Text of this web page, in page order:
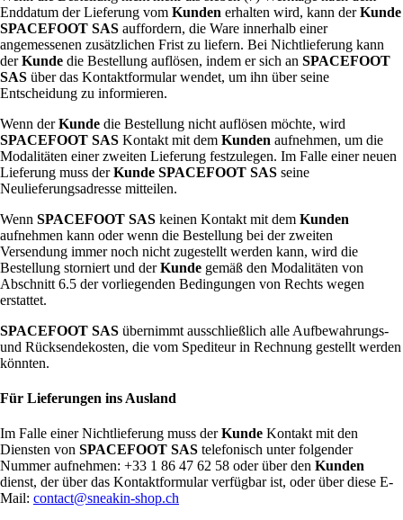
Enddatum der Lieferung vom Kunden erhalten wird, kann derKunde
SPACEFOOT SAS auffordern, die Ware innerhalb einer
angemessenen zusätzlichen Frist zu liefern. Bei Nichtlieferung kann
derKunde die Bestellung auflösen, indem er sich an SPACEFOOT
SAS über das Kontaktformular wendet, um ihn über seine
Entscheidung zu informieren.
Wenn derKunde die Bestellung nicht auflösen möchte, wird
SPACEFOOT SAS Kontakt mit dem Kunden aufnehmen, um die
Modalitäten einer zweiten Lieferung festzulegen. Im Falle einer neuen
Lieferung muss derKunde SPACEFOOT SAS seine
Neulieferungsadresse mitteilen.
Wenn SPACEFOOT SAS keinen Kontakt mit dem Kunden
aufnehmen kann oder wenn die Bestellung bei der zweiten
Versendung immer noch nicht zugestellt werden kann, wird die
Bestellung storniert und derKunde gemäß den Modalitäten von
Abschnitt 6.5 der vorliegenden Bedingungen von Rechts wegen
erstattet.
SPACEFOOT SAS übernimmt ausschließlich alle Aufbewahrungs-
und Rücksendekosten, die vom Spediteur in Rechnung gestellt werden
könnten.
Für Lieferungen ins Ausland
Im Falle einer Nichtlieferung muss derKunde Kontakt mit den
Diensten von SPACEFOOT SAS telefonisch unter folgender
Nummer aufnehmen: +33 1 86 47 62 58 oder über den Kunden
dienst, der über das Kontaktformular verfügbar ist, oder über diese E-
Mail: contact@sneakin-shop.ch